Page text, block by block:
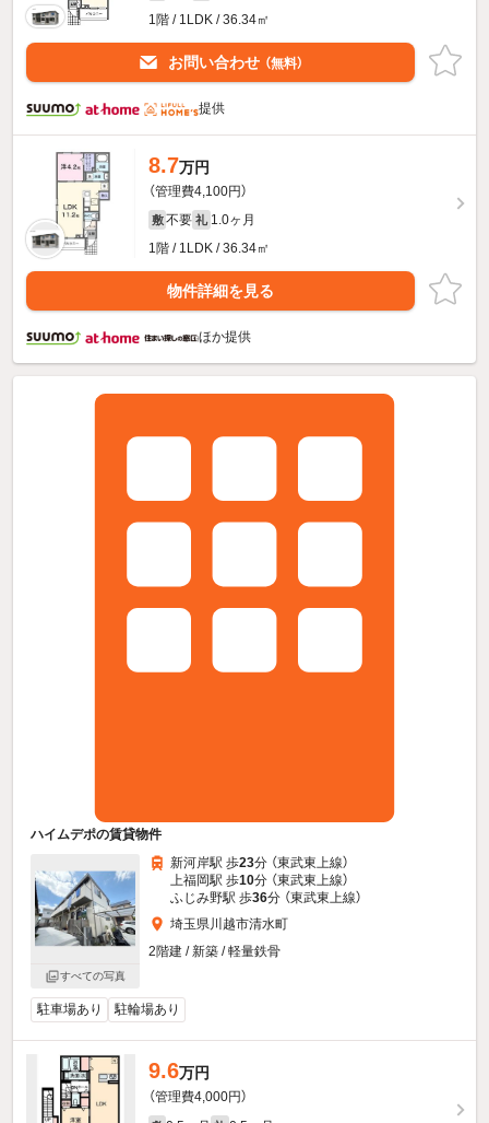
1階 / 1LDK / 36.34㎡
お問い合わせ （無料）
提供
8.7万円
（管理費4,100円）
敷 不要 礼 1.0ヶ月
1階 / 1LDK / 36.34㎡
物件詳細を見る
ほか提供
ハイムデポの賃貸物件
すべての写真
新河岸駅 歩23分 （東武東上線）
上福岡駅 歩10分 （東武東上線）
ふじみ野駅 歩36分 （東武東上線）
埼玉県川越市清水町
2階建 / 新築 / 軽量鉄骨
駐車場あり 駐輪場あり
9.6万円
（管理費4,000円）